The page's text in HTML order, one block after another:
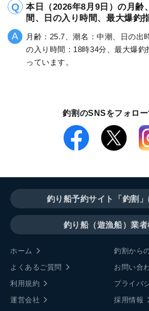
本日（2026年8月9日）の月齢
間、日の入り時間、最大爆釣
月齢：25.7、潮名：中潮、日の出
の入り時間：18時34分、最大爆釣
っています。
釣割のSNSをフォロ
釣り船予約サイト「釣割
釣り船（遊漁船）業
ホーム
釣割から
よくあるご質問
お問い合
利用規約
プライバ
運営会社
採用情報